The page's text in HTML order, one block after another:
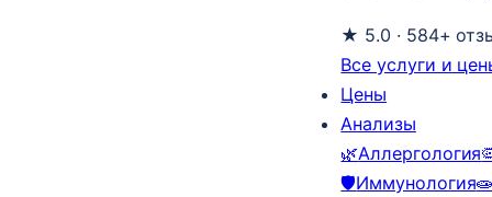
★ 5.0 · 584+
Все услуги и
Цены
Анализы
🌿Аллергология
🛡️Иммунология